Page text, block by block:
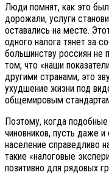
Люди помнят, как это
дорожали, услуги
оставались на месте.
одного налога тянет за
большинству россиян не
том, что «наши
другими странами, это
ухудшение жизни под
общемировым
Поэтому, когда
чиновников, пусть даже
население справедливо
такие «налоговые
позитивно для рядовых